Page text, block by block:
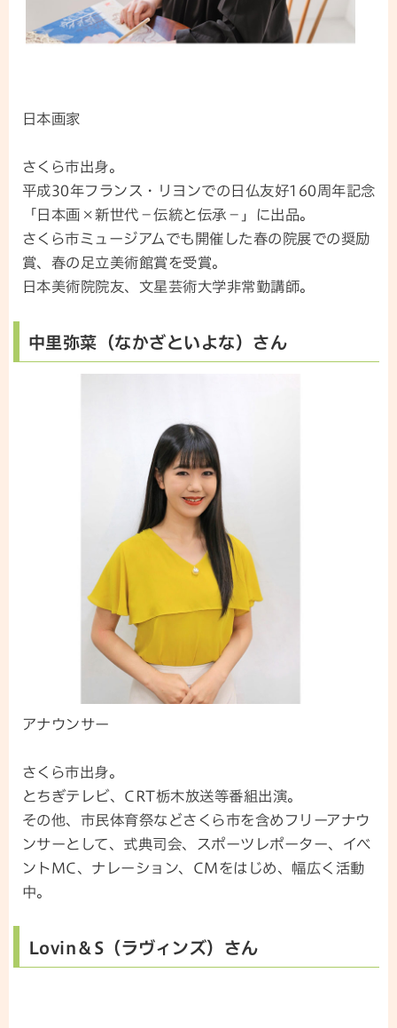
日本画家
さくら市出身。
平成30年フランス・リヨンでの日仏友好160周年記念
「日本画×新世代−伝統と伝承−」に出品。
さくら市ミュージアムでも開催した春の院展での奨励
賞、春の足立美術館賞を受賞。
日本美術院院友、文星芸術大学非常勤講師。
中里弥菜（なかざといよな）さん
アナウンサー
さくら市出身。
とちぎテレビ、CRT栃木放送等番組出演。
その他、市民体育祭などさくら市を含めフリーアナウ
ンサーとして、式典司会、スポーツレポーター、イベ
ントMC、ナレーション、CMをはじめ、幅広く活動
中。
Lovin＆S（ラヴィンズ）さん